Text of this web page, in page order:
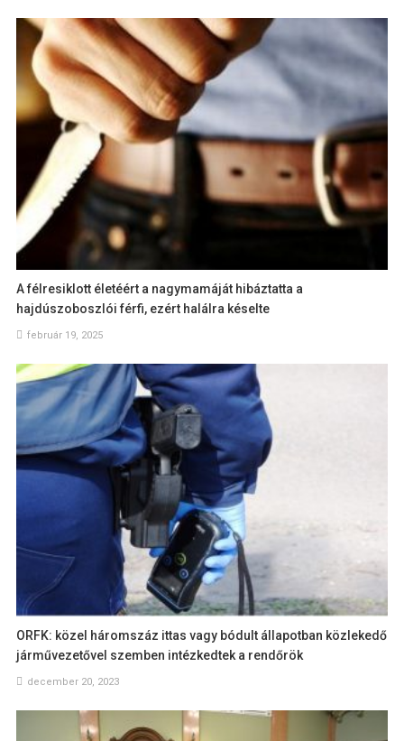
A félresiklott életéért a nagymamáját hibáztatta a
hajdúszoboszlói férfi, ezért halálra késelte
február 19, 2025
ORFK: közel háromszáz ittas vagy bódult állapotban közlekedő
járművezetővel szemben intézkedtek a rendőrök
december 20, 2023